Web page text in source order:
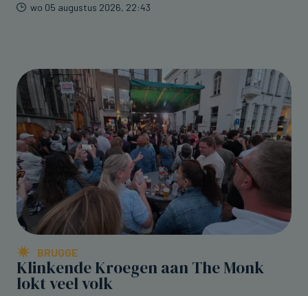
wo 05 augustus 2026, 22:43
BRUGGE
Klinkende Kroegen aan The Monk
lokt veel volk